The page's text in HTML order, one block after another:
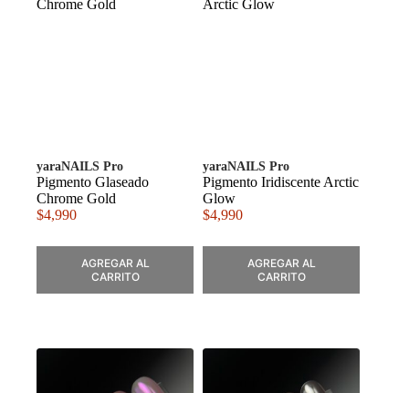
yaraNAILS Pro
Pigmento Glaseado
Chrome Gold
$4,990
AGREGAR AL
CARRITO
yaraNAILS Pro
Pigmento Iridiscente Arctic
Glow
$4,990
AGREGAR AL
CARRITO